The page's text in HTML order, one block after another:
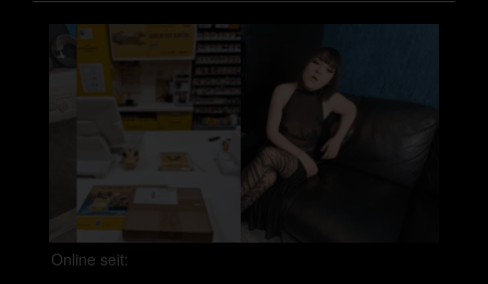
Online seit: